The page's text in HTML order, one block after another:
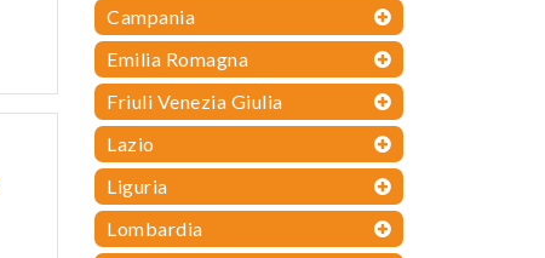
Campania
Emilia Romagna
Friuli Venezia Giulia
Lazio
Liguria
Lombardia